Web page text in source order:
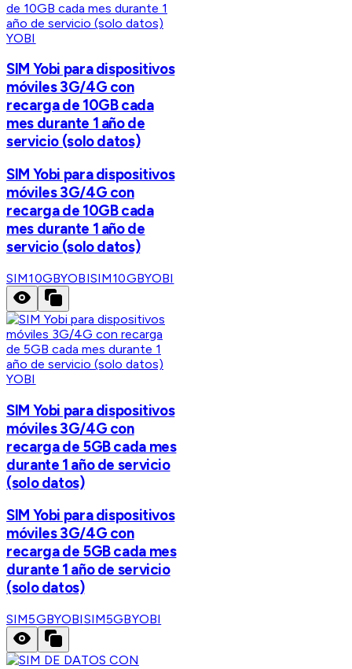
YOBI
SIM Yobi para dispositivos
móviles 3G/4G con
recarga de 10GB cada
mes durante 1 año de
servicio (solo datos)
SIM Yobi para dispositivos
móviles 3G/4G con
recarga de 10GB cada
mes durante 1 año de
servicio (solo datos)
SIM10GBYOBISIM10GBYOBI
YOBI
SIM Yobi para dispositivos
móviles 3G/4G con
recarga de 5GB cada mes
durante 1 año de servicio
(solo datos)
SIM Yobi para dispositivos
móviles 3G/4G con
recarga de 5GB cada mes
durante 1 año de servicio
(solo datos)
SIM5GBYOBISIM5GBYOBI